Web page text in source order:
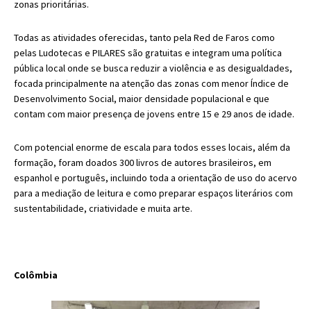
zonas prioritárias.
Todas as atividades oferecidas, tanto pela Red de Faros como
pelas Ludotecas e PILARES são gratuitas e integram uma política
pública local onde se busca reduzir a violência e as desigualdades,
focada principalmente na atenção das zonas com menor Índice de
Desenvolvimento Social, maior densidade populacional e que
contam com maior presença de jovens entre 15 e 29 anos de idade.
Com potencial enorme de escala para todos esses locais, além da
formação, foram doados 300 livros de autores brasileiros, em
espanhol e português, incluindo toda a orientação de uso do acervo
para a mediação de leitura e como preparar espaços literários com
sustentabilidade, criatividade e muita arte.
Colômbia